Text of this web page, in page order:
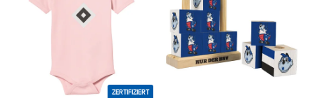
ZERTIFIZIERT